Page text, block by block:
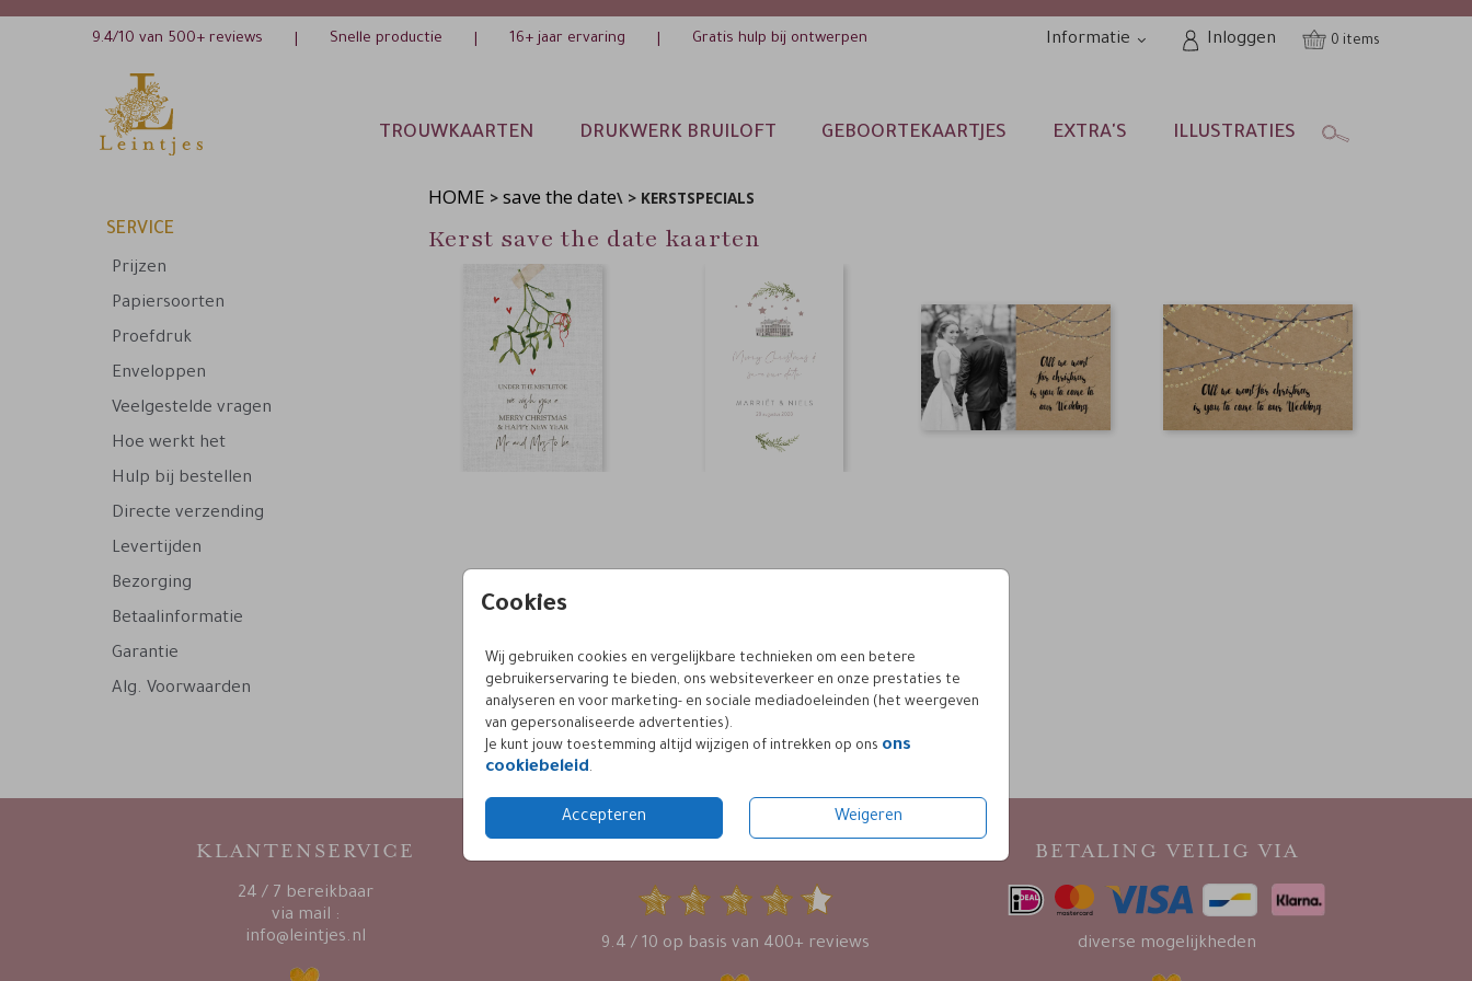
9.4/10 van 500+ reviews Snelle productie 16+ jaar ervaring Gratis hulp bij ontwerpen Informatie Inloggen 0
TROUWKAARTEN DRUKWERK BRUILOFT GEBOORTEKAARTJES EXTRA'S ILLUSTRATIES
Cookies
Wij gebruiken cookies en vergelijkbare technieken om een betere
gebruikerservaring te bieden, ons websiteverkeer en onze prestaties te
analyseren en voor marketing- en sociale mediadoeleinden (het weergeven
van gepersonaliseerde advertenties).
Je kunt jouw toestemming altijd wijzigen of intrekken op ons ons
cookiebeleid.
Accepteren Weigeren
SERVICE
Prijzen
Papiersoorten
Proefdruk
Enveloppen
Veelgestelde vragen
Hoe werkt het
Hulp bij bestellen
Directe verzending
Levertijden
Bezorging
Betaalinformatie
Garantie
Alg. Voorwaarden
HOME > save the date\ > KERSTSPECIALS
Kerst save the date kaarten
KLANTENSERVICE
24 / 7 bereikbaar
via mail :
info@leintjes.nl
9.4 / 10 op basis van 400+ reviews
BETALING VEILIG VIA
diverse mogelijkheden